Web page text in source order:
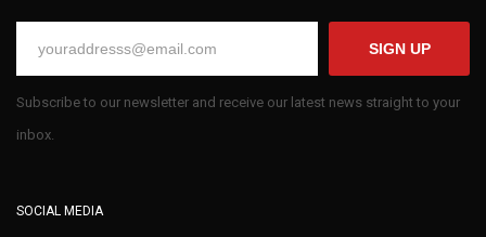
SIGN UP
Subscribe to our newsletter and receive our latest news straight to your
inbox.
SOCIAL MEDIA